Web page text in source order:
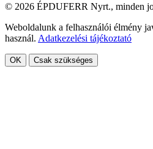
© 2026 ÉPDUFERR Nyrt., minden
Weboldalunk a felhasználói élmény
használ. Adatkezelési tájékoztató
OK Csak szükséges